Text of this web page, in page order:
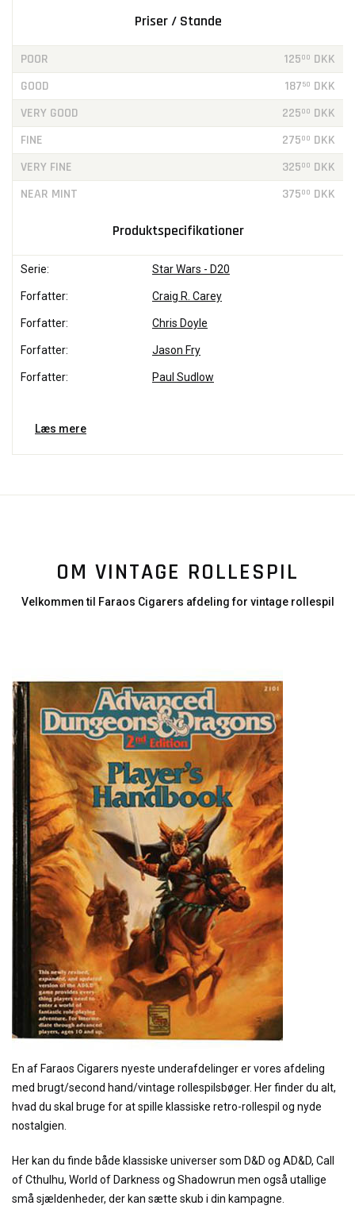
Priser / Stande
POOR 12500 DKK
GOOD
18750 DKK
VERY GOOD
22500 DKK
FINE
27500 DKK
VERY FINE
32500 DKK
NEAR MINT
37500 DKK
Produktspecifikationer
Serie: Star Wars - D20
Forfatter: Craig R. Carey
Forfatter: Chris Doyle
Forfatter: Jason Fry
Forfatter: Paul Sudlow
Læs mere
OM VINTAGE ROLLESPIL
Velkommen til Faraos Cigarers afdeling for vintage rollespil
En af Faraos Cigarers nyeste underafdelinger er vores afdeling
med brugt/second hand/vintage rollespilsbøger. Her finder du alt,
hvad du skal bruge for at spille klassiske retro-rollespil og nyde
nostalgien.
Her kan du finde både klassiske universer som D&D og AD&D, Call
of Cthulhu, World of Darkness og Shadowrun men også utallige
små sjældenheder, der kan sætte skub i din kampagne.